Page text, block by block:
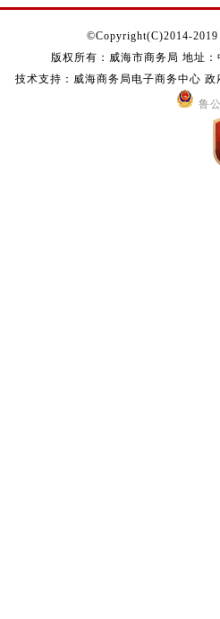
©Copyright(C)2014-
版权所有：威海市商务局 地址
技术支持：威海商务局电子商务中心
鲁